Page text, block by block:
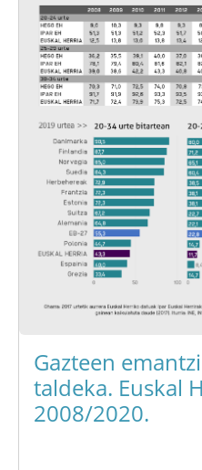
Gazteen
taldeka. Euskal
2008/2020.